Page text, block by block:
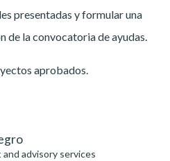
presentadas y formular una
de la convocatoria de ayudas.
aprobados.
advisory services